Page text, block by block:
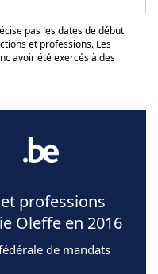
pas les dates de début
et professions. Les
avoir été exercés à des
professions
Oleffe en 2016
de mandats